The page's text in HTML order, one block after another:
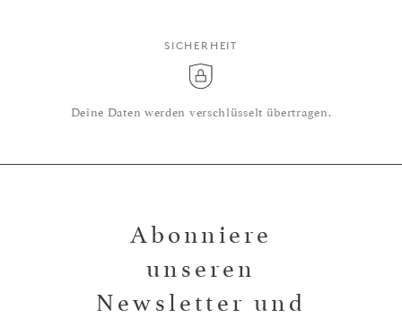
SICHERHEIT
Deine Daten werden verschlüsselt übertragen.
Abonniere
unseren
Newsletter und